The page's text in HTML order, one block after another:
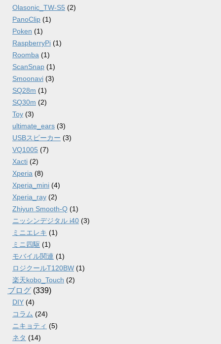
Olasonic_TW-S5 (2)
PanoClip (1)
Poken (1)
RaspberryPi (1)
Roomba (1)
ScanSnap (1)
Smoonavi (3)
SQ28m (1)
SQ30m (2)
Toy (3)
ultimate_ears (3)
USBスピーカー (3)
VQ1005 (7)
Xacti (2)
Xperia (8)
Xperia_mini (4)
Xperia_ray (2)
Zhiyun Smooth-Q (1)
ニッシンデジタル i40 (3)
ミニエレキ (1)
ミニ四駆 (1)
モバイル関連 (1)
ロジクールT120BW (1)
楽天kobo_Touch (2)
ブログ (339)
DIY (4)
コラム (24)
ニキョティ (5)
ネタ (14)